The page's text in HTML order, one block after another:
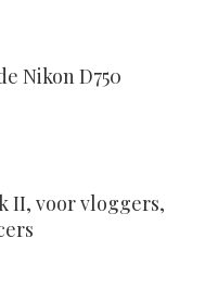
Nikon D750
II, voor vloggers,